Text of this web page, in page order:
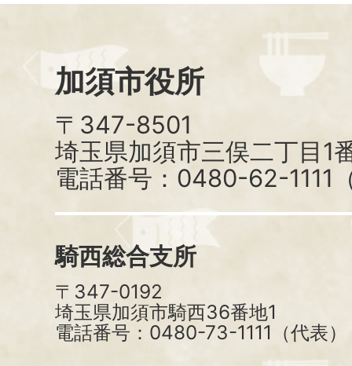
加須市役所
〒347-8501
埼玉県加須市三俣二丁目1
電話番号：0480-62-1111
騎西総合支所
〒347-0192
埼玉県加須市騎西36番地1
電話番号：0480-73-1111（代表）